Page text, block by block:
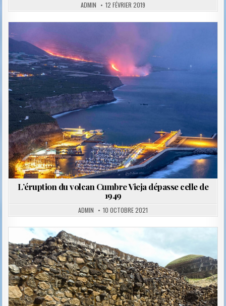
ADMIN 12 FÉVRIER 2019
in
L’éruption du volcan Cumbre Vieja dépasse celle de
1949
ADMIN 10 OCTOBRE 2021
Posted
in